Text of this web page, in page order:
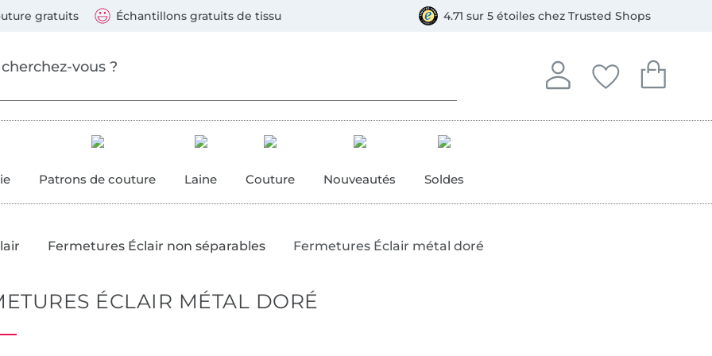
gratuits Échantillons gratuits de tissu 4.71 sur 5 étoiles chez Trusted Shops
Se connecter
Se connecter à votre
Mes favoris
Vous avez
Mon
Vous avez
Patrons de couture Laine Couture Nouveautés Soldes
Fermetures Éclair non séparables Fermetures Éclair métal doré
ÉCLAIR MÉTAL DORÉ
suivants : Visa, Mastercard, Carte bleue, PayPal, Virement, Bancontact